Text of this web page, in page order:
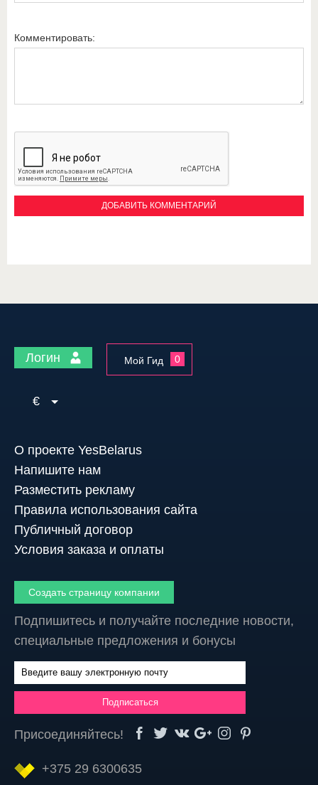
Комментировать:
Логин Мой Гид 0
€
О проекте YesBelarus
Напишите нам
Разместить рекламу
Правила использования сайта
Публичный договор
Условия заказа и оплаты
Создать страницу компании
Подпишитесь и получайте последние новости,
специальные предложения и бонусы
Присоединяйтесь!
+375 29 6300635